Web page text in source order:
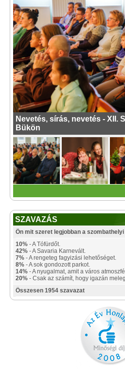
Nevetés, sírás, nevetés - XII.
Bükön
SZAVAZÁS
Ön mit szeret legjobban a
10% - A Tófürdőt.
42% - A Savaria Karnevált.
7% - A rengeteg fagyizási lehetőséget.
8% - A sok gondozott parkot.
14% - A nyugalmat, amit a város
20% - Csak az számít, hogy igazán
Összesen 1954 szavazat